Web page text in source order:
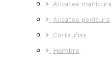
Alicates manicura
Alicates pedicura
Cortauñas
Hombre